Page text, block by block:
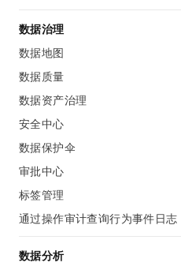
数据治理
数据地图
数据质量
数据资产治理
安全中心
数据保护伞
审批中心
标签管理
通过操作审计查询行为事件日志
数据分析